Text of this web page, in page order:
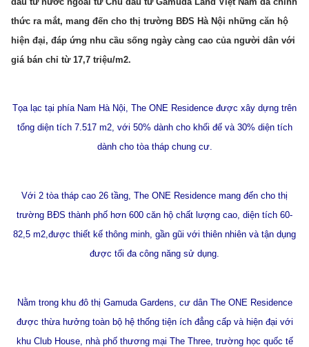
thức ra mắt, mang đến cho thị trường BĐS Hà Nội những căn hộ
hiện đại, đáp ứng nhu cầu sống ngày càng cao của người dân với
giá bán chỉ từ 17,7 triệu/m2.
Tọa lạc tại phía Nam Hà Nội, The ONE Residence được xây dựng trên
tổng diện tích 7.517 m2, với 50% dành cho khối đế và 30% diện tích
dành cho tòa tháp chung cư.
Với 2 tòa tháp cao 26 tầng, The ONE Residence mang đến cho thị
trường BĐS thành phố hơn 600 căn hộ chất lượng cao, diện tích 60-
82,5 m2,được thiết kế thông minh, gần gũi với thiên nhiên và tận dụng
được tối đa công năng sử dụng.
Nằm trong khu đô thị Gamuda Gardens, cư dân The ONE Residence
được thừa hưởng toàn bộ hệ thống tiện ích đẳng cấp và hiện đại với
khu Club House, nhà phố thương mại The Three, trường học quốc tế